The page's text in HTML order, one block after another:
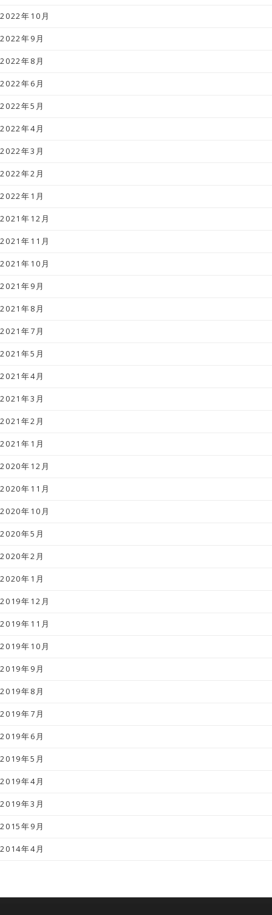
2022年10月
2022年9月
2022年8月
2022年6月
2022年5月
2022年4月
2022年3月
2022年2月
2022年1月
2021年12月
2021年11月
2021年10月
2021年9月
2021年8月
2021年7月
2021年5月
2021年4月
2021年3月
2021年2月
2021年1月
2020年12月
2020年11月
2020年10月
2020年5月
2020年2月
2020年1月
2019年12月
2019年11月
2019年10月
2019年9月
2019年8月
2019年7月
2019年6月
2019年5月
2019年4月
2019年3月
2015年9月
2014年4月